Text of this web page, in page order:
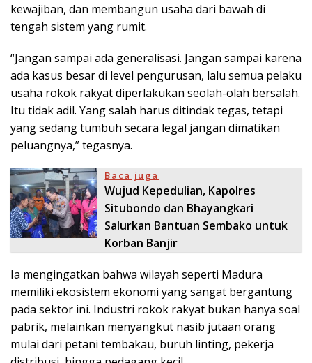
kewajiban, dan membangun usaha dari bawah di
tengah sistem yang rumit.
“Jangan sampai ada generalisasi. Jangan sampai karena
ada kasus besar di level pengurusan, lalu semua pelaku
usaha rokok rakyat diperlakukan seolah-olah bersalah.
Itu tidak adil. Yang salah harus ditindak tegas, tetapi
yang sedang tumbuh secara legal jangan dimatikan
peluangnya,” tegasnya.
Baca juga
Wujud Kepedulian, Kapolres
Situbondo dan Bhayangkari
Salurkan Bantuan Sembako untuk
Korban Banjir
Ia mengingatkan bahwa wilayah seperti Madura
memiliki ekosistem ekonomi yang sangat bergantung
pada sektor ini. Industri rokok rakyat bukan hanya soal
pabrik, melainkan menyangkut nasib jutaan orang
mulai dari petani tembakau, buruh linting, pekerja